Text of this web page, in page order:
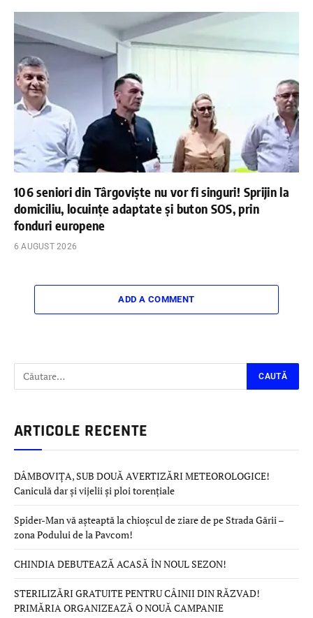
106 seniori din Târgoviște nu vor fi singuri! Sprijin la
domiciliu, locuințe adaptate și buton SOS, prin
fonduri europene
6 AUGUST 2026
ADD A COMMENT
ARTICOLE RECENTE
DÂMBOVIȚA, SUB DOUĂ AVERTIZĂRI METEOROLOGICE!
Caniculă dar și vijelii și ploi torențiale
Spider-Man vă așteaptă la chioșcul de ziare de pe Strada Gării –
zona Podului de la Pavcom!
CHINDIA DEBUTEAZĂ ACASĂ ÎN NOUL SEZON!
STERILIZĂRI GRATUITE PENTRU CÂINII DIN RĂZVAD!
PRIMĂRIA ORGANIZEAZĂ O NOUĂ CAMPANIE